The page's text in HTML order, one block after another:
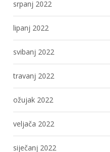
srpanj 2022
lipanj 2022
svibanj 2022
travanj 2022
ožujak 2022
veljača 2022
siječanj 2022